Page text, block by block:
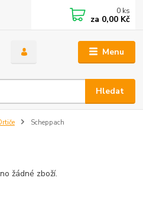
Menu
Hledat
0 ks
za 0,00 Kč
Scheppach
žádné zboží.